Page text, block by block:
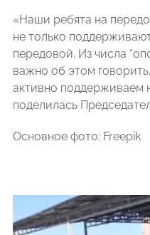
«Наши ребята на
не только
передовой. Из числа
важно об этом
активно поддерживаем
поделилась
Основное фото: Freepik